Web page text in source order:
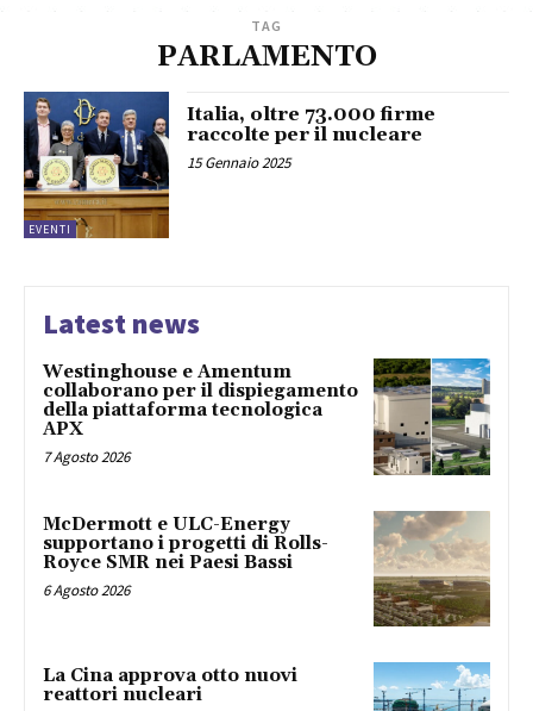
TAG
PARLAMENTO
EVENTI
Italia, oltre 73.000 firme
raccolte per il nucleare
15 Gennaio 2025
Latest news
Westinghouse e Amentum
collaborano per il dispiegamento
della piattaforma tecnologica
APX
7 Agosto 2026
McDermott e ULC-Energy
supportano i progetti di Rolls-
Royce SMR nei Paesi Bassi
6 Agosto 2026
La Cina approva otto nuovi
reattori nucleari